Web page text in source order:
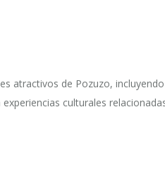
atractivos de Pozuzo,
culturales